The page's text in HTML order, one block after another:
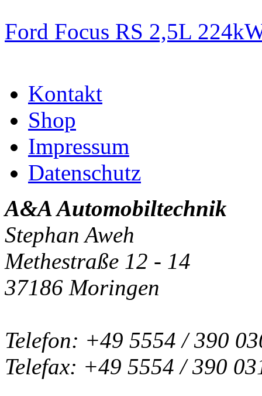
Ford Focus RS 2,5L
Kontakt
Shop
Impressum
Datenschutz
A&A Automobiltechnik
Stephan Aweh
Methestraße 12 - 14
37186 Moringen
Telefon: +49 5554 / 390
Telefax: +49 5554 / 390